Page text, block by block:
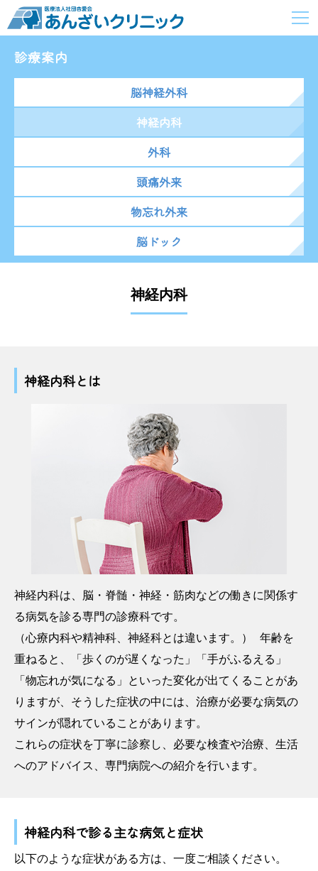
診療案内
脳神経外科
神経内科
外科
頭痛外来
物忘れ外来
脳ドック
神経内科
神経内科とは
神経内科は、脳・脊髄・神経・筋肉などの働きに関係す
る病気を診る専門の診療科です。
（心療内科や精神科、神経科とは違います。） 年齢を
重ねると、「歩くのが遅くなった」「手がふるえる」
「物忘れが気になる」といった変化が出てくることがあ
りますが、そうした症状の中には、治療が必要な病気の
サインが隠れていることがあります。
これらの症状を丁寧に診察し、必要な検査や治療、生活
へのアドバイス、専門病院への紹介を行います。
神経内科で診る主な病気と症状
以下のような症状がある方は、一度ご相談ください。